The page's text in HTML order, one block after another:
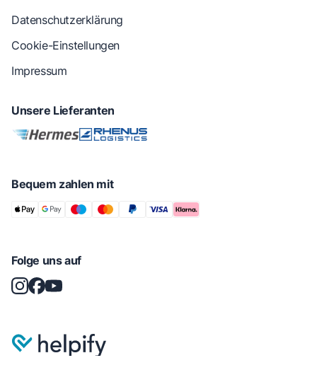
Datenschutzerklärung
Cookie-Einstellungen
Impressum
Unsere Lieferanten
Bequem zahlen mit
Folge uns auf